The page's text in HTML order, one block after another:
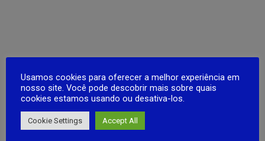
Usamos cookies para oferecer a melhor experiência em
nosso site. Você pode descobrir mais sobre quais
cookies estamos usando ou desativa-los.
Cookie Settings Accept All